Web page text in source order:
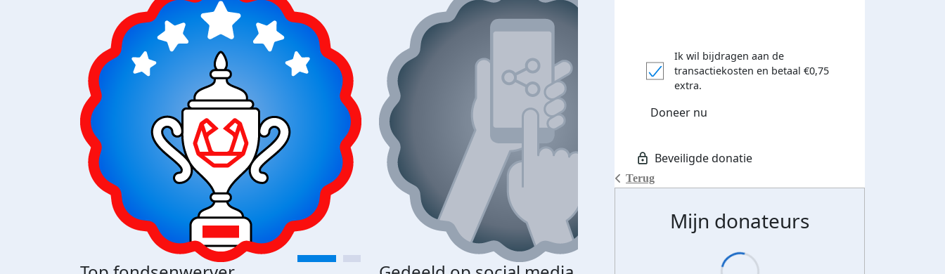
Terug
Ik wil bijdragen aan de
transactiekosten en betaal €0,75
extra.
Doneer nu
Mijn donateurs